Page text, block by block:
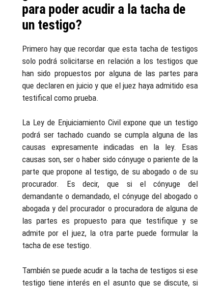
para poder acudir a la tacha de
un testigo?
Primero hay que recordar que esta tacha de testigos
solo podrá solicitarse en relación a los testigos que
han sido propuestos por alguna de las partes para
que declaren en juicio y que el juez haya admitido esa
testifical como prueba.
La Ley de Enjuiciamiento Civil expone que un testigo
podrá ser tachado cuando se cumpla alguna de las
causas expresamente indicadas en la ley. Esas
causas son, ser o haber sido cónyuge o pariente de la
parte que propone al testigo, de su abogado o de su
procurador. Es decir, que si el cónyuge del
demandante o demandado, el cónyuge del abogado o
abogada y del procurador o procuradora de alguna de
las partes es propuesto para que testifique y se
admite por el juez, la otra parte puede formular la
tacha de ese testigo.
También se puede acudir a la tacha de testigos si ese
testigo tiene interés en el asunto que se discute, si